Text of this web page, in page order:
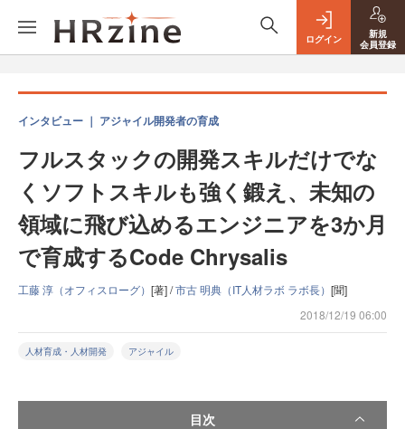
ログイン
新規
会員登録
インタビュー ｜ アジャイル開発者の育成
フルスタックの開発スキルだけでな
くソフトスキルも強く鍛え、未知の
領域に飛び込めるエンジニアを3か月
で育成するCode Chrysalis
工藤 淳（オフィスローグ） [著] /市古 明典（IT人材ラボ ラボ長） [聞]
2018/12/19 06:00
人材育成・人材開発 アジャイル
目次